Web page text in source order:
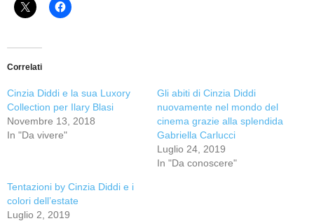
Correlati
Cinzia Diddi e la sua Luxory
Collection per Ilary Blasi
Novembre 13, 2018
In "Da vivere"
Gli abiti di Cinzia Diddi
nuovamente nel mondo del
cinema grazie alla splendida
Gabriella Carlucci
Luglio 24, 2019
In "Da conoscere"
Tentazioni by Cinzia Diddi e i
colori dell’estate
Luglio 2, 2019